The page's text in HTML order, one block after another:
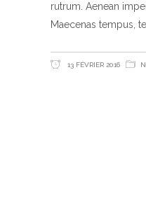
rutrum. Aenean
Maecenas tempus,
13 FÉVRIER 2016